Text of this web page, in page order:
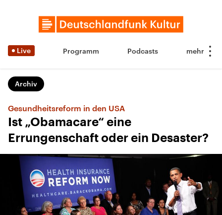
Live Programm Podcasts
Archiv
Gesundheitsreform in den USA
Ist „Obamacare“ eine
Errungenschaft oder ein Desaster?